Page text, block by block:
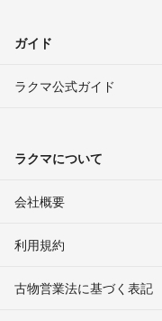
ガイド
ラクマ公式ガイド
ラクマについて
会社概要
利用規約
古物営業法に基づく表記